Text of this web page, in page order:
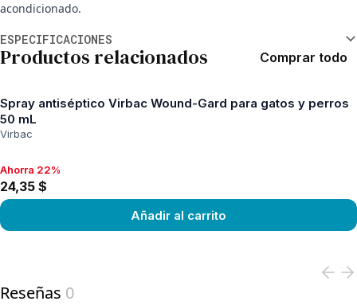
acondicionado.
ESPECIFICACIONES
Productos relacionados Comprar todo
Spray antiséptico Virbac Wound-Gard para gatos y perros
50 mL
Virbac
Ahorra 22%, 24,35 $
Ahorra 22%
24,35 $
Añadir al carrito
Reseñas 0